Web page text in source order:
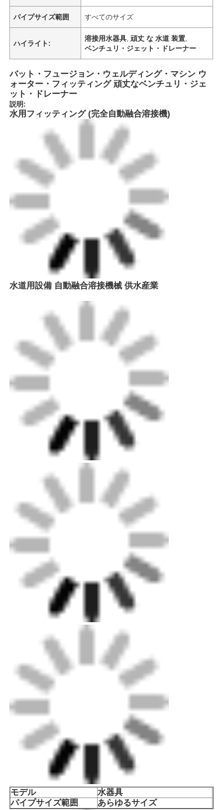
ホーム
製品
企業情報
会社案内
お問い合わせ
バット・フュージョン溶接機
パイプバット・ウェルディング・マシン
電流フィッティング
パイプサイズ範囲 すべてのサイズ
ハイライト:
溶接用水器具 ,頑丈 な 水道 装置
ベンチュリ・ジェット・ドレーナー
バット・フュージョン・ウェルディング・マシン ウ
ォーター・フィッティング 頑丈なベンチュリ・ジェ
ット・ドレーナー
説明:
水用フィッティング (完全自動融合溶接機)
水道用設備 自動融合溶接機械 供水産業
モデル
水器具
パイプサイズ範囲
あらゆるサイズ